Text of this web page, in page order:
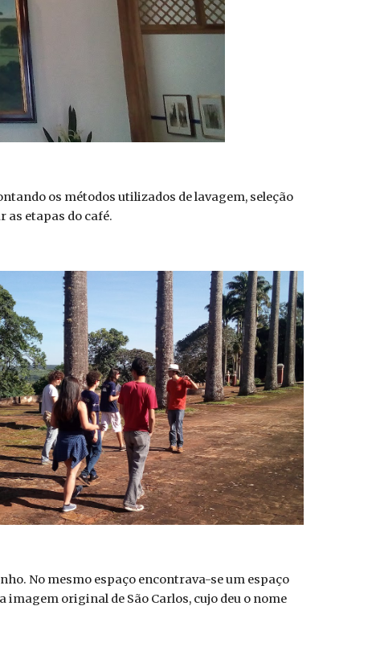
os métodos utilizados de lavagem, seleção
as etapas do café.
No mesmo espaço encontrava-se um espaço
original de São Carlos, cujo deu o nome